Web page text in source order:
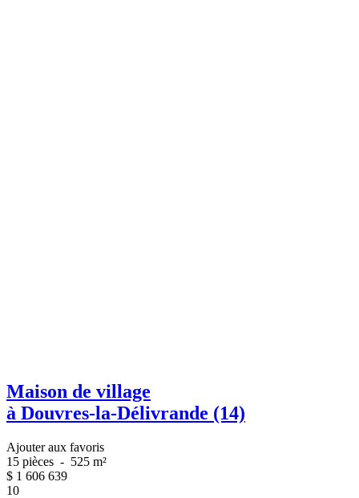
Maison de village
à Douvres-la-Délivrande (14)
Ajouter aux favoris
15 pièces - 525 m²
$ 1 606 639
10